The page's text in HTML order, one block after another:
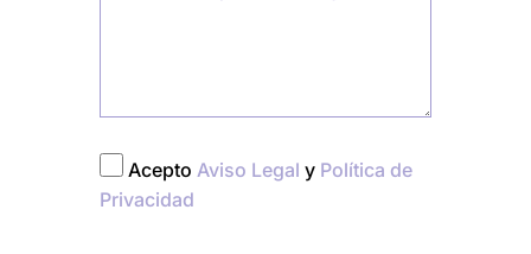
AceptoAviso Legal y Política de
Privacidad